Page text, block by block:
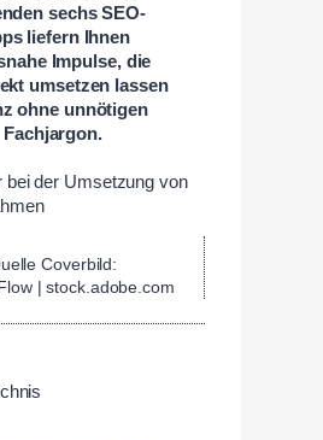
sechs SEO-
liefern Ihnen
Impulse, die
umsetzen lassen
ohne unnötigen
Fachjargon.
Coverbild:
| stock.adobe.com